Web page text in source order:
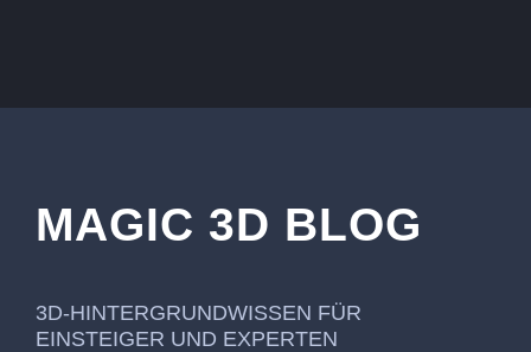
MAGIC 3D BLOG
3D-HINTERGRUNDWISSEN FÜR
EINSTEIGER UND EXPERTEN